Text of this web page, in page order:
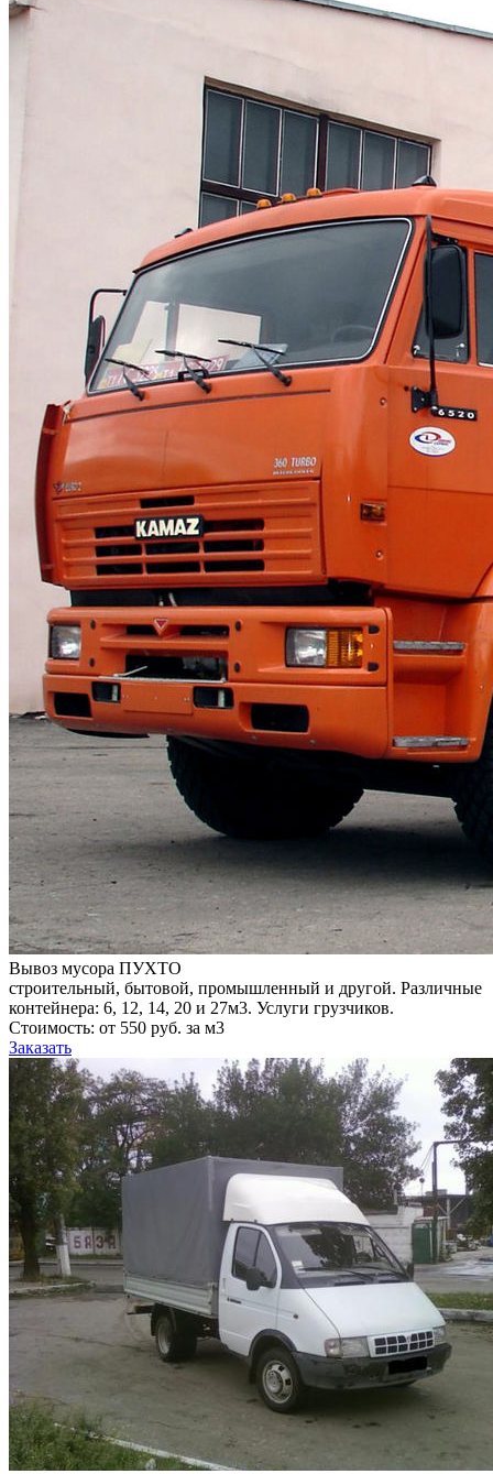
Вывоз мусора ПУХТО
строительный, бытовой, промышленный и другой. Различные
контейнера: 6, 12, 14, 20 и 27м3. Услуги грузчиков.
Стоимость: от 550 руб. за м3
Заказать